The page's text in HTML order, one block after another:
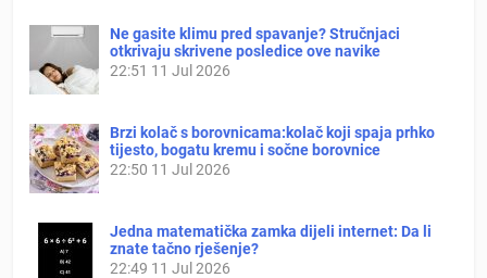
Ne gasite klimu pred spavanje? Stručnjaci
otkrivaju skrivene posledice ove navike
22:51 11 Jul 2026
Brzi kolač s borovnicama:kolač koji spaja prhko
tijesto, bogatu kremu i sočne borovnice
22:50 11 Jul 2026
Jedna matematička zamka dijeli internet: Da li
znate tačno rješenje?
22:49 11 Jul 2026